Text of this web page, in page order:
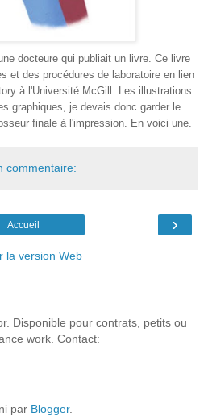
docteure qui publiait un livre. Ce livre
et des procédures de laboratoire en lien
à l'Université McGill. Les illustrations
graphiques, je devais donc garder le
finale à l'impression. En voici une.
commentaire:
›
Accueil
la version Web
Disponible pour contrats, petits ou
work. Contact:
par Blogger.